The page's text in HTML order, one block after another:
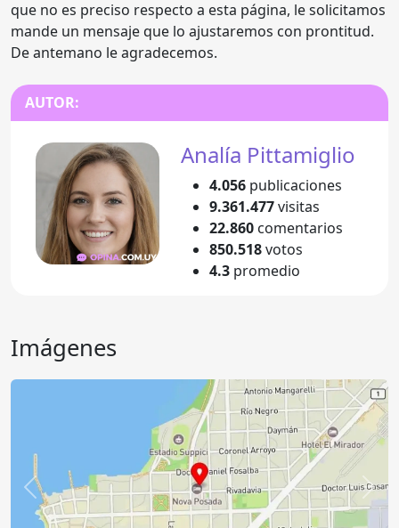
que no es preciso respecto a esta página, le solicitamos
mande un mensaje que lo ajustaremos con prontitud.
De antemano le agradecemos.
AUTOR:
Analía Pittamiglio
4.056 publicaciones
9.361.477visitas
22.860 comentarios
850.518votos
4.3 promedio
Imágenes
Anterior